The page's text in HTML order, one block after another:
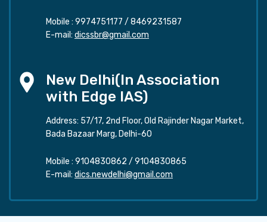
Mobile : 9974751177 / 8469231587
E-mail: dicssbr@gmail.com
New Delhi(In Association
with Edge IAS)
Address: 57/17, 2nd Floor, Old Rajinder Nagar Market,
Bada Bazaar Marg, Delhi-60
Mobile : 9104830862 / 9104830865
E-mail: dics.newdelhi@gmail.com